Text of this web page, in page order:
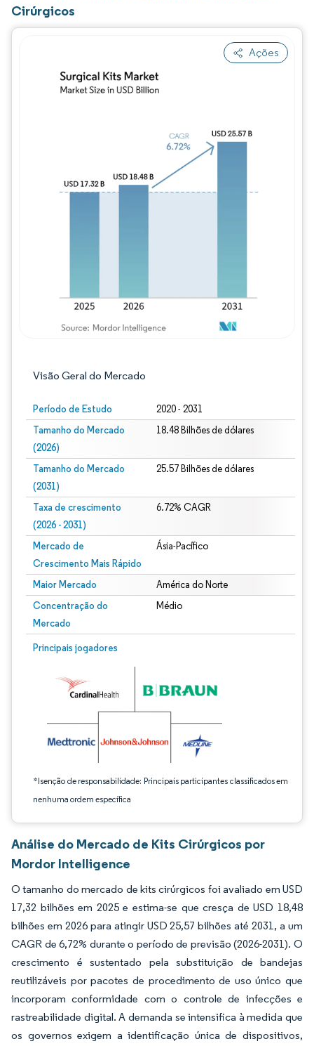
Cirúrgicos
Ações
Visão Geral do Mercado
Período de Estudo 2020 - 2031
Tamanho do Mercado
(2026)
18.48 Bilhões de dólares
Tamanho do Mercado
(2031)
25.57 Bilhões de dólares
Taxa de crescimento
(2026 - 2031)
6.72% CAGR
Mercado de
Crescimento Mais Rápido
Ásia-Pacífico
Maior Mercado América do Norte
Concentração do
Mercado
Médio
Principais jogadores
*Isenção de responsabilidade: Principais participantes classificados em
nenhuma ordem específica
Imagem © Mordor Intelligence. O reuso requer atribuição conforme CC BY 4.0.
Análise do Mercado de Kits Cirúrgicos por
Mordor Intelligence
O tamanho do mercado de kits cirúrgicos foi avaliado em USD
17,32 bilhões em 2025 e estima-se que cresça de USD 18,48
bilhões em 2026 para atingir USD 25,57 bilhões até 2031, a um
CAGR de 6,72% durante o período de previsão (2026-2031). O
crescimento é sustentado pela substituição de bandejas
reutilizáveis por pacotes de procedimento de uso único que
incorporam conformidade com o controle de infecções e
rastreabilidade digital. A demanda se intensifica à medida que
os governos exigem a identificação única de dispositivos,